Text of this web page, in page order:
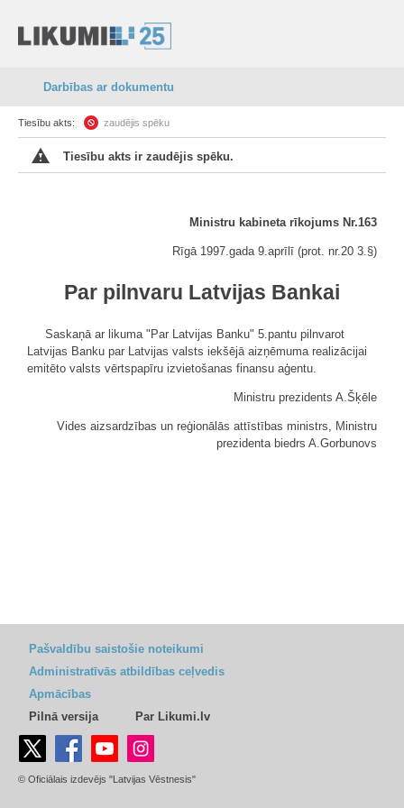
Darbības ar dokumentu
Tiesību akts: zaudējis spēku
Tiesību akts ir zaudējis spēku.
Ministru kabineta rīkojums Nr.163
Rīgā 1997.gada 9.aprīlī (prot. nr.20 3.§)
Par pilnvaru Latvijas Bankai
Saskaņā ar likuma "Par Latvijas Banku" 5.pantu pilnvarot
Latvijas Banku par Latvijas valsts iekšējā aizņēmuma realizācijai
emitēto valsts vērtspapīru izvietošanas finansu aģentu.
Ministru prezidents A.Šķēle
Vides aizsardzības un reģionālās attīstības ministrs, Ministru
prezidenta biedrs A.Gorbunovs
Pašvaldību saistošie noteikumi
Administratīvās atbildības ceļvedis
Apmācības
Pilnā versija
Par Likumi.lv
© Oficiālais izdevējs "Latvijas Vēstnesis"